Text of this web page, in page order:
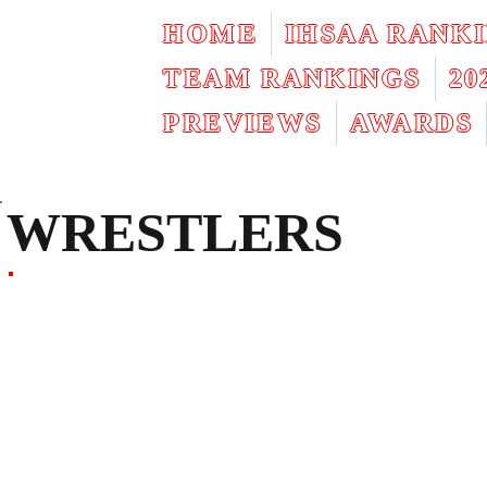
HOME
IHSAA
TEAM RANKINGS
PREVIEWS
AWARDS
WRESTLERS